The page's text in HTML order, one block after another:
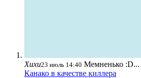
Хихи23 июль 14:40 Мемненько :D...
Канако в качестве киллера